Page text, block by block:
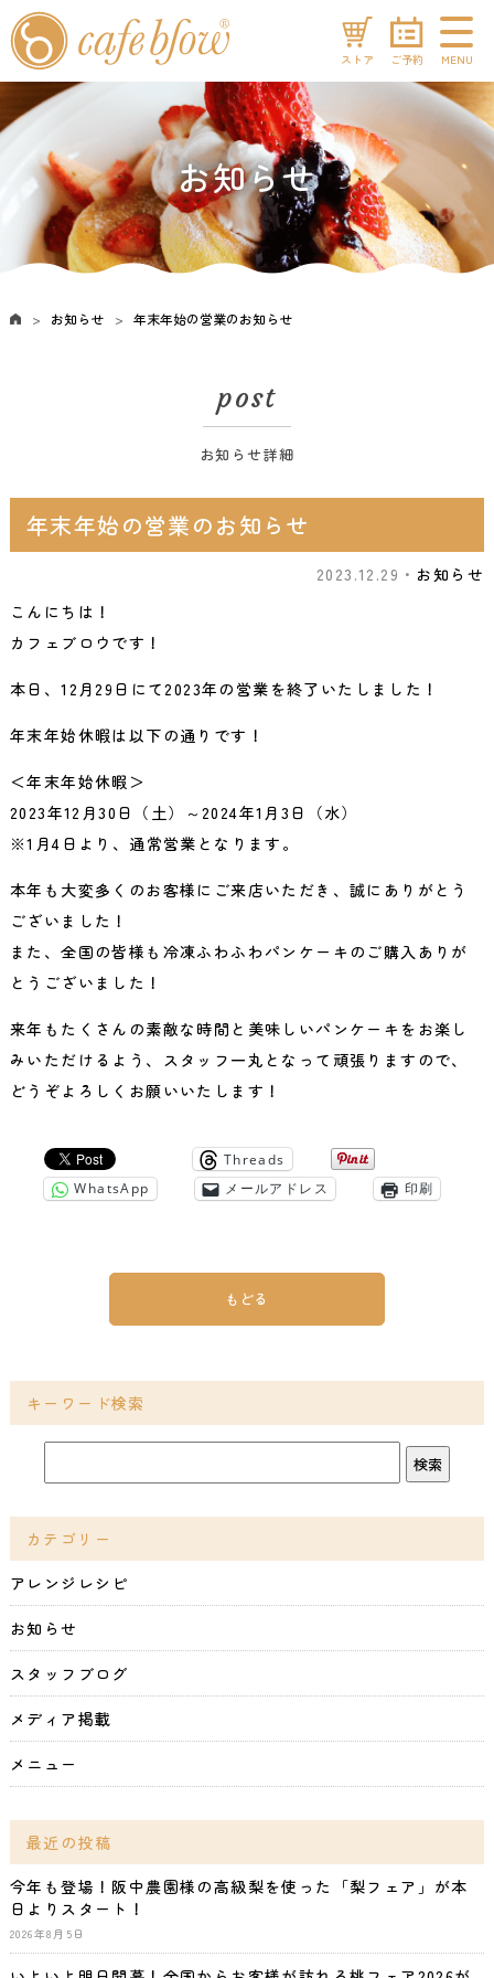
MENU
ご予約
ストア
お知らせ
お知らせ 年末年始の営業のお知らせ
post
お知らせ詳細
年末年始の営業のお知らせ
2023.12.29・ お知らせ
こんにちは！
カフェブロウです！
本日、12月29日にて2023年の営業を終了いたしました！
年末年始休暇は以下の通りです！
＜年末年始休暇＞
2023年12月30日（土）～2024年1月3日（水）
※1月4日より、通常営業となります。
本年も大変多くのお客様にご来店いただき、誠にありがとう
ございました！
また、全国の皆様も冷凍ふわふわパンケーキのご購入ありが
とうございました！
来年もたくさんの素敵な時間と美味しいパンケーキをお楽し
みいただけるよう、スタッフ一丸となって頑張りますので、
どうぞよろしくお願いいたします！
Threads
WhatsApp
メールアドレス 印刷
もどる
キーワード検索
カテゴリー
アレンジレシピ
お知らせ
スタッフブログ
メディア掲載
メニュー
最近の投稿
今年も登場！阪中農園様の高級梨を使った「梨フェア」が本
日よりスタート！
2026年8月5日